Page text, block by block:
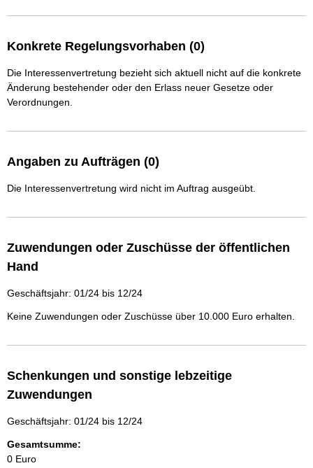
Konkrete Regelungsvorhaben (0)
Die Interessenvertretung bezieht sich aktuell nicht auf die konkrete
Änderung bestehender oder den Erlass neuer Gesetze oder
Verordnungen.
Angaben zu Aufträgen (0)
Die Interessenvertretung wird nicht im Auftrag ausgeübt.
Zuwendungen oder Zuschüsse der öffentlichen
Hand
Geschäftsjahr: 01/24 bis 12/24
Keine Zuwendungen oder Zuschüsse über 10.000 Euro erhalten.
Schenkungen und sonstige lebzeitige
Zuwendungen
Geschäftsjahr: 01/24 bis 12/24
Gesamtsumme:
0 Euro